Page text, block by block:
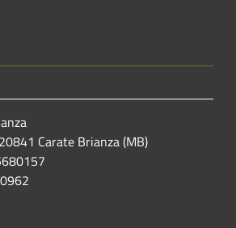
Carate Brianza (MB)